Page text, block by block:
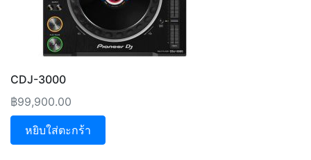
CDJ-3000
฿99,900.00
หยิบใส่ตะกร้า